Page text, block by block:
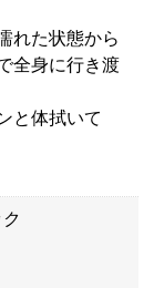
れた状態から
全身に行き渡
と体拭いて